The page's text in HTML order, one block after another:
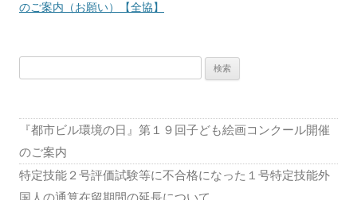
ビ
ン
のご案内（お願い）【全協】
『都市ビル環境の日』第１９回子ども絵画コンクール開催
のご案内
特定技能２号評価試験等に不合格になった１号特定技能外
国人の通算在留期間の延長について